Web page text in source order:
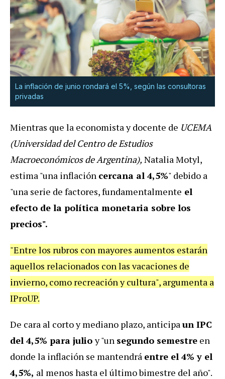
La inflación de junio rondará el 5%, según las consultoras
privadas
Mientras que la economista y docente de UCEMA
(Universidad del Centro de Estudios
Macroeconómicos de Argentina), Natalia Motyl,
estima "una inflación cercana al 4,5%" debido a
"una serie de factores, fundamentalmente el
efecto de la política monetaria sobre los
precios".
"Entre los rubros con mayores aumentos estarán
aquellos relacionados con las vacaciones de
invierno, como recreación y cultura", argumenta a
IProUP.
De cara al corto y mediano plazo, anticipaun IPC
del 4,5% para julioy "un segundo semestre en
donde la inflación se mantendrá entre el 4% y el
4,5%, al menos hasta el último bimestre del año".